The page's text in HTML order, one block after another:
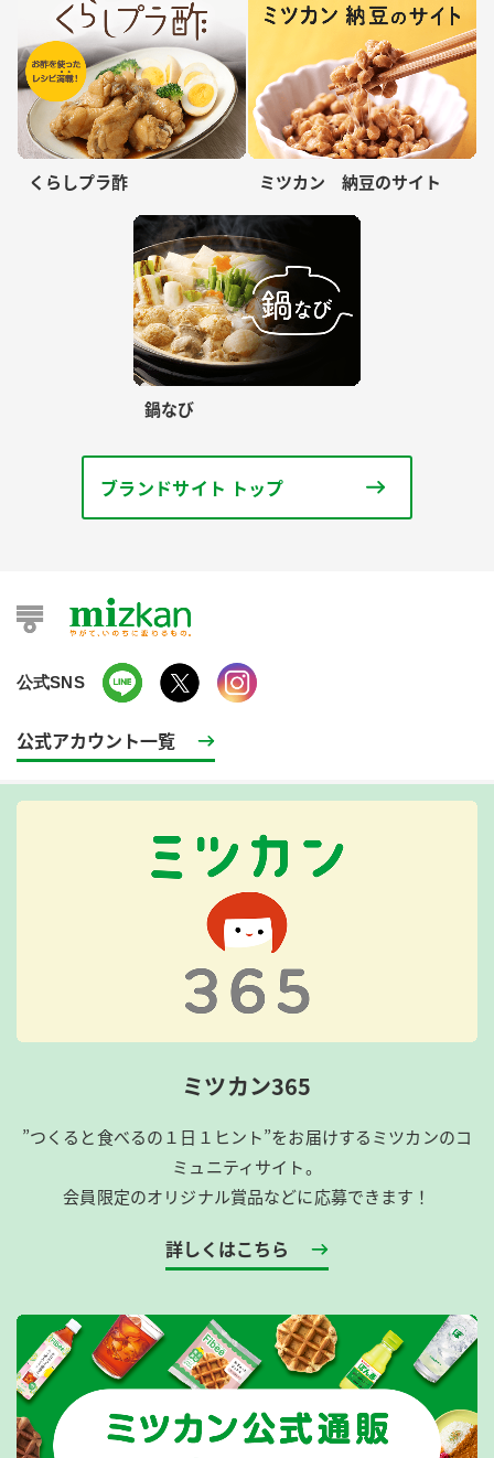
くらしプラ酢 ミツカン 納豆のサイト
鍋なび
ブランドサイト トップ
公式SNS
公式アカウント一覧
ミツカン365
”つくると食べるの１日１ヒント”をお届けするミツカンのコ
ミュニティサイト。
会員限定のオリジナル賞品などに応募できます！
詳しくはこちら